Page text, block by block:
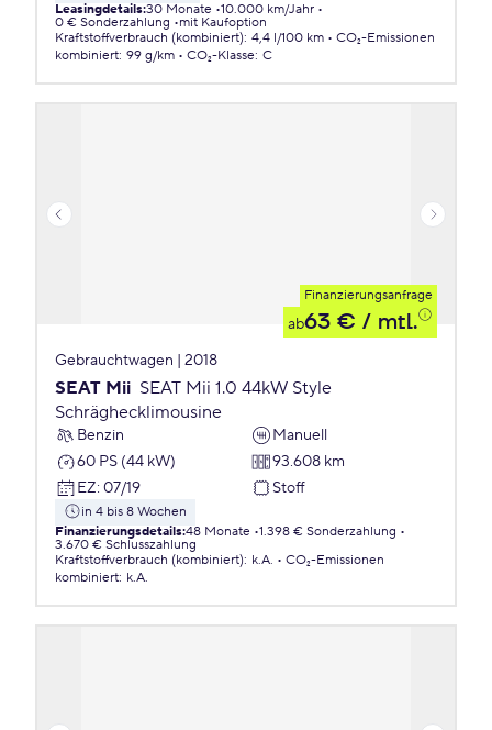
Leasingdetails:30 Monate 10.000 km/Jahr
0 € Sonderzahlung
mit Kaufoption
Kraftstoffverbrauch (kombiniert): 4,4 l/100 km
CO₂-Emissionen
kombiniert: 99 g/km CO₂-Klasse: C
Finanzierungsanfrage
ab63 € / mtl.
Gebrauchtwagen | 2018
SEAT Mii SEAT Mii 1.0 44kW Style
Schräghecklimousine
Benzin
Manuell
60 PS (44 kW)
93.608 km
EZ: 07/19 Stoff
in 4 bis 8 Wochen
Finanzierungsdetails:48 Monate 1.398 € Sonderzahlung
3.670 € Schlusszahlung
Kraftstoffverbrauch (kombiniert): k.A.
CO₂-Emissionen
kombiniert: k.A.